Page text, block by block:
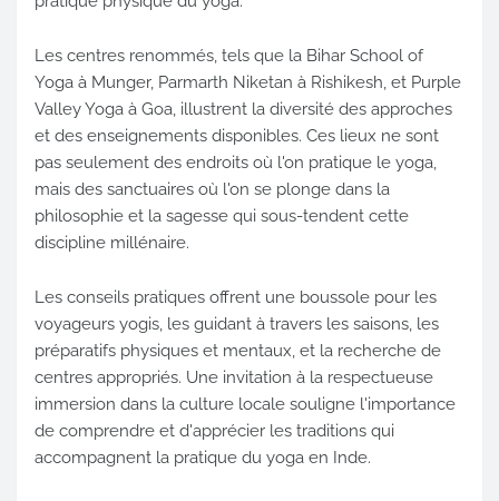
Les centres renommés, tels que la Bihar School of
Yoga à Munger, Parmarth Niketan à Rishikesh, et Purple
Valley Yoga à Goa, illustrent la diversité des approches
et des enseignements disponibles. Ces lieux ne sont
pas seulement des endroits où l'on pratique le yoga,
mais des sanctuaires où l'on se plonge dans la
philosophie et la sagesse qui sous-tendent cette
discipline millénaire.
Les conseils pratiques offrent une boussole pour les
voyageurs yogis, les guidant à travers les saisons, les
préparatifs physiques et mentaux, et la recherche de
centres appropriés. Une invitation à la respectueuse
immersion dans la culture locale souligne l'importance
de comprendre et d'apprécier les traditions qui
accompagnent la pratique du yoga en Inde.